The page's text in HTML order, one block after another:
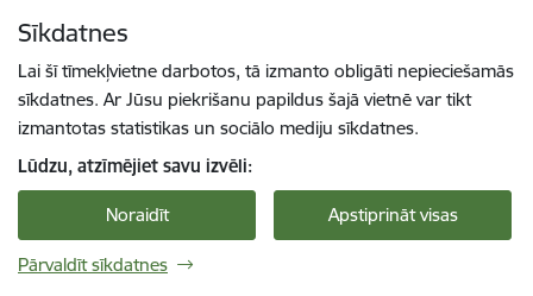
Sīkdatnes
Lai šī tīmekļvietne darbotos, tā izmanto obligāti nepieciešamās
sīkdatnes. Ar Jūsu piekrišanu papildus šajā vietnē var tikt
izmantotas statistikas un sociālo mediju sīkdatnes.
Lūdzu, atzīmējiet savu izvēli:
Noraidīt Apstiprināt visas
Pārvaldīt sīkdatnes